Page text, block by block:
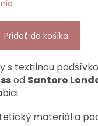
Pridať do košíka
s textilnou
od Santoro
materiál a